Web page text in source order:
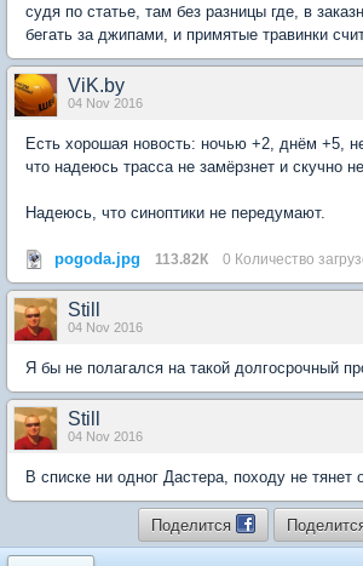
судя по статье, там без разницы где, в
бегать за джипами, и примятые травинки
ViK.by
04 Nov 2016
Есть хорошая новость: ночью +2, днём +5,
что надеюсь трасса не замёрзнет и скучно
Надеюсь, что синоптики не передумают.
pogoda.jpg 113.82К 0 Количество
Still
04 Nov 2016
Я бы не полагался на такой долгосрочный
Still
04 Nov 2016
В списке ни одног Дастера, походу не тянет
Поделится